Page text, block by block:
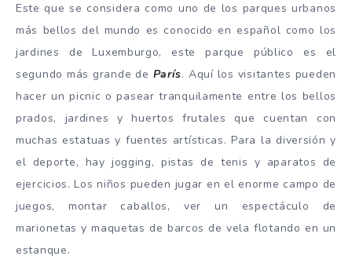
Este que se considera como uno de los parques urbanos
más bellos del mundo es conocido en español como los
jardines de Luxemburgo, este parque público es el
segundo más grande de París. Aquí los visitantes pueden
hacer un picnic o pasear tranquilamente entre los bellos
prados, jardines y huertos frutales que cuentan con
muchas estatuas y fuentes artísticas. Para la diversión y
el deporte, hay jogging, pistas de tenis y aparatos de
ejercicios. Los niños pueden jugar en el enorme campo de
juegos, montar caballos, ver un espectáculo de
marionetas y maquetas de barcos de vela flotando en un
estanque.